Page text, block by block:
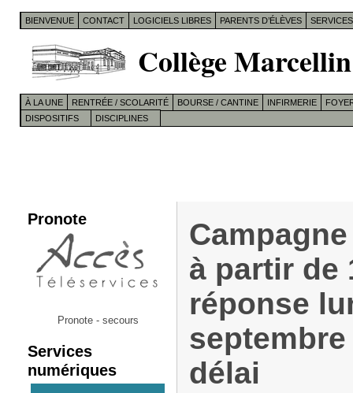
BIENVENUE CONTACT LOGICIELS LIBRES PARENTS D’ÉLÈVES
Collège
À LA UNE RENTRÉE / SCOLARITÉ BOURSE / CANTINE INFIRMERIE
DISPOSITIFS
DISCIPLINES
Pronote
Pronote - secours
Services
numériques
à partir de
réponse
délai